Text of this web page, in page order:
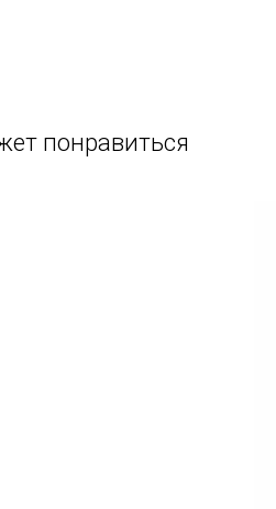
понравиться